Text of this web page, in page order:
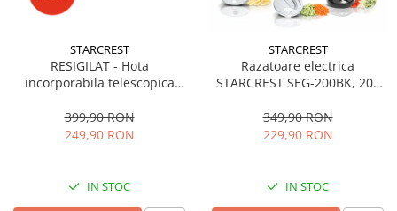
STARCREST
RESIGILAT - Hota
incorporabila telescopica
Putere de absorbtie 550 m3/h,
1 Motor, 2 Trepte putere, 60
399,90 RON
249,90 RON
IN STOC
STARCREST
Razatoare electrica
STARCREST SEG-200BK, 200
349,90 RON
229,90 RON
IN STOC